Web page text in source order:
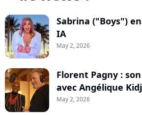
Sabrina ("Boys")
IA
May 2, 2026
Florent Pagny :
avec Angélique
May 2, 2026